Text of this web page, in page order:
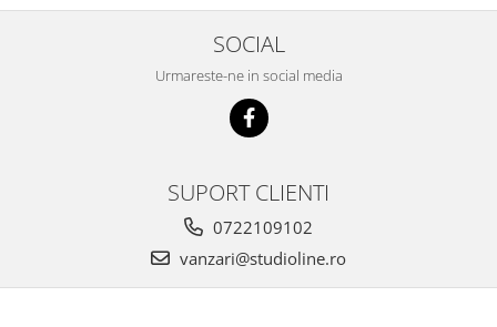
SOCIAL
Urmareste-ne in social media
SUPORT CLIENTI
0722109102
vanzari@studioline.ro